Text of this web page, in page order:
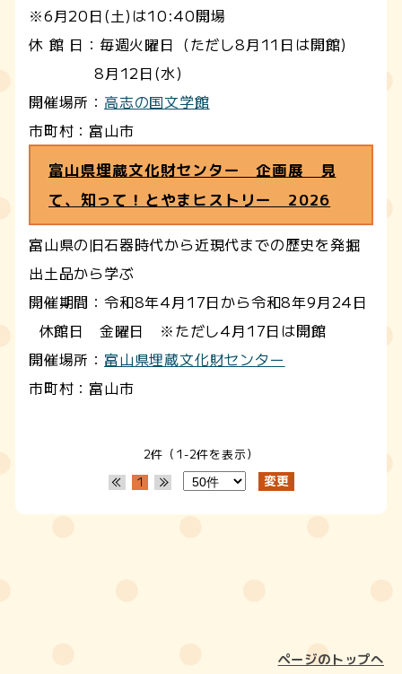
※6月20日(土)は10:40開場
休 館 日：毎週火曜日（ただし8月11日は開館)
8月12日(水)
開催場所： 高志の国文学館
市町村：富山市
富山県埋蔵文化財センター 企画展 見
て、知って！とやまヒストリー 2026
富山県の旧石器時代から近現代までの歴史を発掘
出土品から学ぶ
開催期間：令和8年4月17日から令和8年9月24日
休館日 金曜日 ※ただし4月17日は開館
開催場所： 富山県埋蔵文化財センター
市町村：富山市
2件（1-2件を表示）
1
ページのトップへ